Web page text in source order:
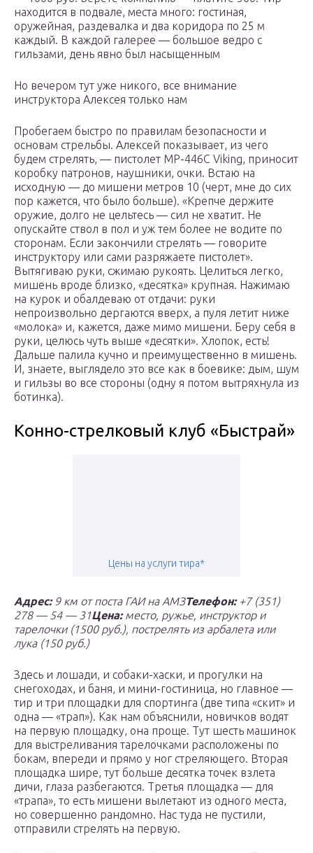
находится в подвале, места много: гостиная,
оружейная, раздевалка и два коридора по 25 м
каждый. В каждой галерее — большое ведро с
гильзами, день явно был насыщенным
Но вечером тут уже никого, все внимание
инструктора Алексея только нам
Пробегаем быстро по правилам безопасности и
основам стрельбы. Алексей показывает, из чего
будем стрелять, — пистолет МР-446С Viking, приносит
коробку патронов, наушники, очки. Встаю на
исходную — до мишени метров 10 (черт, мне до сих
пор кажется, что было больше). «Крепче держите
оружие, долго не цельтесь — сил не хватит. Не
опускайте ствол в пол и уж тем более не водите по
сторонам. Если закончили стрелять — говорите
инструктору или сами разряжаете пистолет».
Вытягиваю руки, сжимаю рукоять. Целиться легко,
мишень вроде близко, «десятка» крупная. Нажимаю
на курок и обалдеваю от отдачи: руки
непроизвольно дергаются вверх, а пуля летит ниже
«молока» и, кажется, даже мимо мишени. Беру себя в
руки, целюсь чуть выше «десятки». Хлопок, есть!
Дальше палила кучно и преимущественно в мишень.
И, знаете, выглядело это все как в боевике: дым, шум
и гильзы во все стороны (одну я потом вытряхнула из
ботинка).
Конно-стрелковый клуб «Быстрай»
Цены на услуги тира*
Aдрес:9 км от поста ГАИ на АМЗТелефон:+7 (351)
278 — 54 — 31Цена:место, ружье, инструктор и
тарелочки (1500 руб.), пострелять из арбалета или
лука (150 руб.)
Здесь и лошади, и собаки-хаски, и прогулки на
снегоходах, и баня, и мини-гостиница, но главное —
тир и три площадки для спортинга (две типа «скит» и
одна — «трап»). Как нам объяснили, новичков водят
на первую площадку, она проще. Тут шесть машинок
для выстреливания тарелочками расположены по
бокам, впереди и прямо у ног стреляющего. Вторая
площадка шире, тут больше десятка точек взлета
дичи, глаза разбегаются. Третья площадка — для
«трапа», то есть мишени вылетают из одного места,
но совершенно рандомно. Нас туда не пустили,
отправили стрелять на первую.